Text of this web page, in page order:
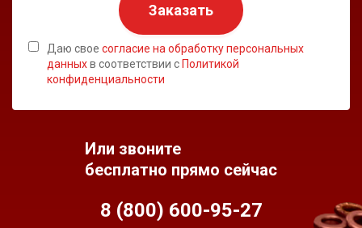
Заказать
Даю свое согласие на обработку персональных
данныхв соответствии сПолитикой
конфиденциальности
Или звоните
бесплатно прямо сейчас
8 (800) 600-95-27